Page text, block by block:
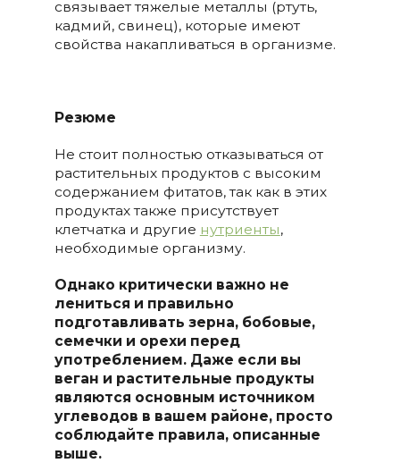
связывает тяжелые металлы (ртуть,
кадмий, свинец), которые имеют
свойства накапливаться в организме.
Резюме
Не стоит полностью отказываться от
растительных продуктов с высоким
содержанием фитатов, так как в этих
продуктах также присутствует
клетчатка и другие нутриенты,
необходимые организму.
Однако критически важно не
лениться и правильно
подготавливать зерна, бобовые,
семечки и орехи перед
употреблением. Даже если вы
веган и растительные продукты
являются основным источником
углеводов в вашем районе, просто
соблюдайте правила, описанные
выше.